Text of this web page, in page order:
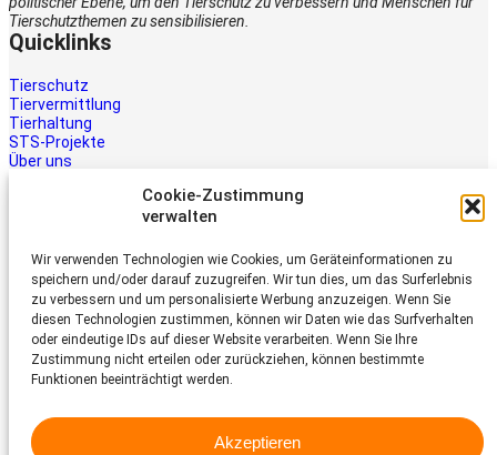
Cookie-Zustimmung
verwalten
Wir verwenden Technologien wie Cookies, um Geräteinformationen zu
speichern und/oder darauf zuzugreifen. Wir tun dies, um das Surferlebnis
zu verbessern und um personalisierte Werbung anzuzeigen. Wenn Sie
diesen Technologien zustimmen, können wir Daten wie das Surfverhalten
oder eindeutige IDs auf dieser Website verarbeiten. Wenn Sie Ihre
Zustimmung nicht erteilen oder zurückziehen, können bestimmte
Funktionen beeinträchtigt werden.
Akzeptieren
Tierschutzthemen zu sensibilisieren.
Quicklinks
Tierschutz
Tiervermittlung
Tierhaltung
STS-Projekte
Über uns
Tiere brauchen Hilfe – auch Ihre.
Unterstützen Sie die Arbeit des
Schweizer Tierschutz STS.
Jetzt spenden
Schweizer Tierschutz STS
CH-4053 Basel